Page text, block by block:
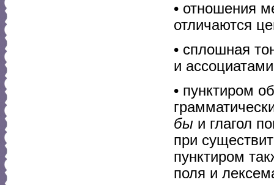
• отношения
отличаются
• сплошная
и
• пунктиром
бы и глагол
при
пунктиром
поля и